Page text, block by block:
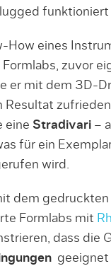
funktioniert
How eines
zuvor
er mit dem 3D-
Resultat
eine Stradivari–
für ein
wird.
dem
Formlabs mit
dass die
geeignet